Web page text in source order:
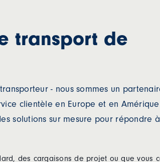
transport de
- nous sommes un
clientèle en Europe et en
solutions sur mesure pour répondre
des cargaisons de projet ou que vous